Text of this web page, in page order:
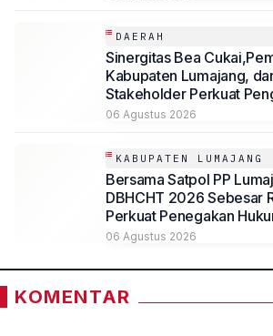
DAERAH
Sinergitas Bea
Kabupaten Lumajang,
Stakeholder Perkuat
Kena Cukai Ilegal Melalui
06 Agustus 2026
KABUPATEN LUMAJANG
Bersama Satpol PP
DBHCHT 2026 Sebesar
Perkuat Penegakan
Rokok Ilegal
06 Agustus 2026
KOMENTAR